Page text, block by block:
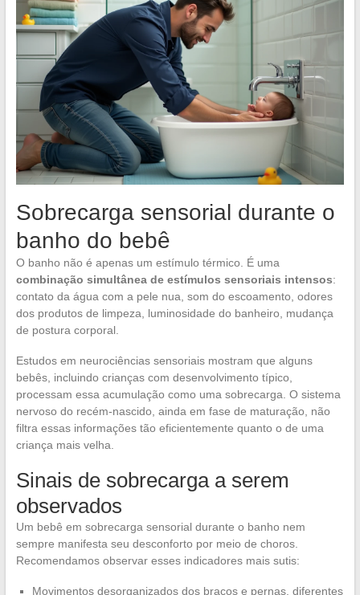
Sobrecarga sensorial durante o
banho do bebê
O banho não é apenas um estímulo térmico. É uma
combinação simultânea de estímulos sensoriais intensos:
contato da água com a pele nua, som do escoamento, odores
dos produtos de limpeza, luminosidade do banheiro, mudança
de postura corporal.
Estudos em neurociências sensoriais mostram que alguns
bebês, incluindo crianças com desenvolvimento típico,
processam essa acumulação como uma sobrecarga. O sistema
nervoso do recém-nascido, ainda em fase de maturação, não
filtra essas informações tão eficientemente quanto o de uma
criança mais velha.
Sinais de sobrecarga a serem
observados
Um bebê em sobrecarga sensorial durante o banho nem
sempre manifesta seu desconforto por meio de choros.
Recomendamos observar esses indicadores mais sutis:
Movimentos desorganizados dos braços e pernas, diferentes